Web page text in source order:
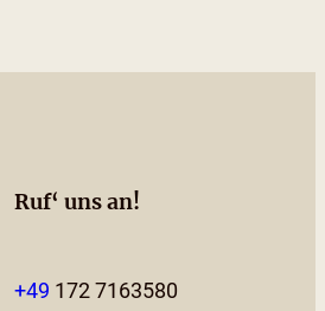
Ruf‘ uns an!
+49 172 7163580